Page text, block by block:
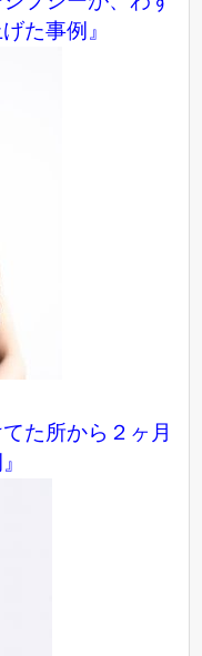
た事例』
た所から２ヶ月